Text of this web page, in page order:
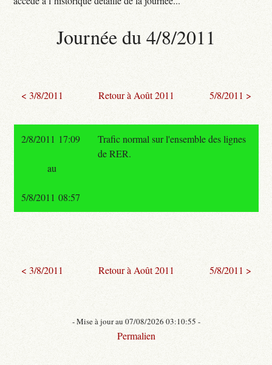
Journée du 4/8/2011
< 3/8/2011 Retour à Août 2011 5/8/2011 >
2/8/2011 17:09
Trafic normal sur l'ensemble des lignes
de RER.
au
5/8/2011 08:57
< 3/8/2011 Retour à Août 2011 5/8/2011 >
- Mise à jour au 07/08/2026 03:10:55 -
Permalien